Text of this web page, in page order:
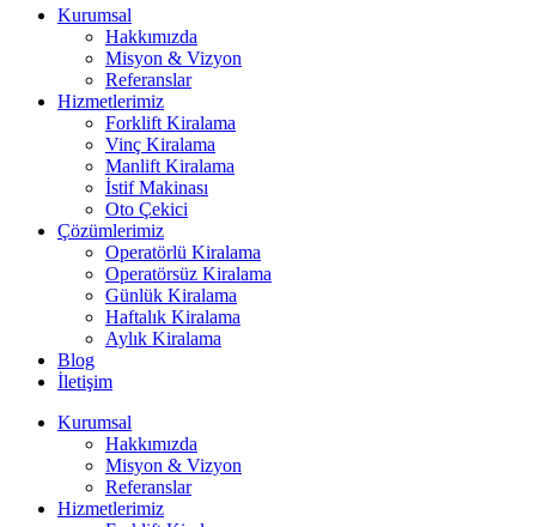
Kurumsal
Hakkımızda
Misyon & Vizyon
Referanslar
Hizmetlerimiz
Forklift Kiralama
Vinç Kiralama
Manlift Kiralama
İstif Makinası
Oto Çekici
Çözümlerimiz
Operatörlü Kiralama
Operatörsüz Kiralama
Günlük Kiralama
Haftalık Kiralama
Aylık Kiralama
Blog
İletişim
Kurumsal
Hakkımızda
Misyon & Vizyon
Referanslar
Hizmetlerimiz